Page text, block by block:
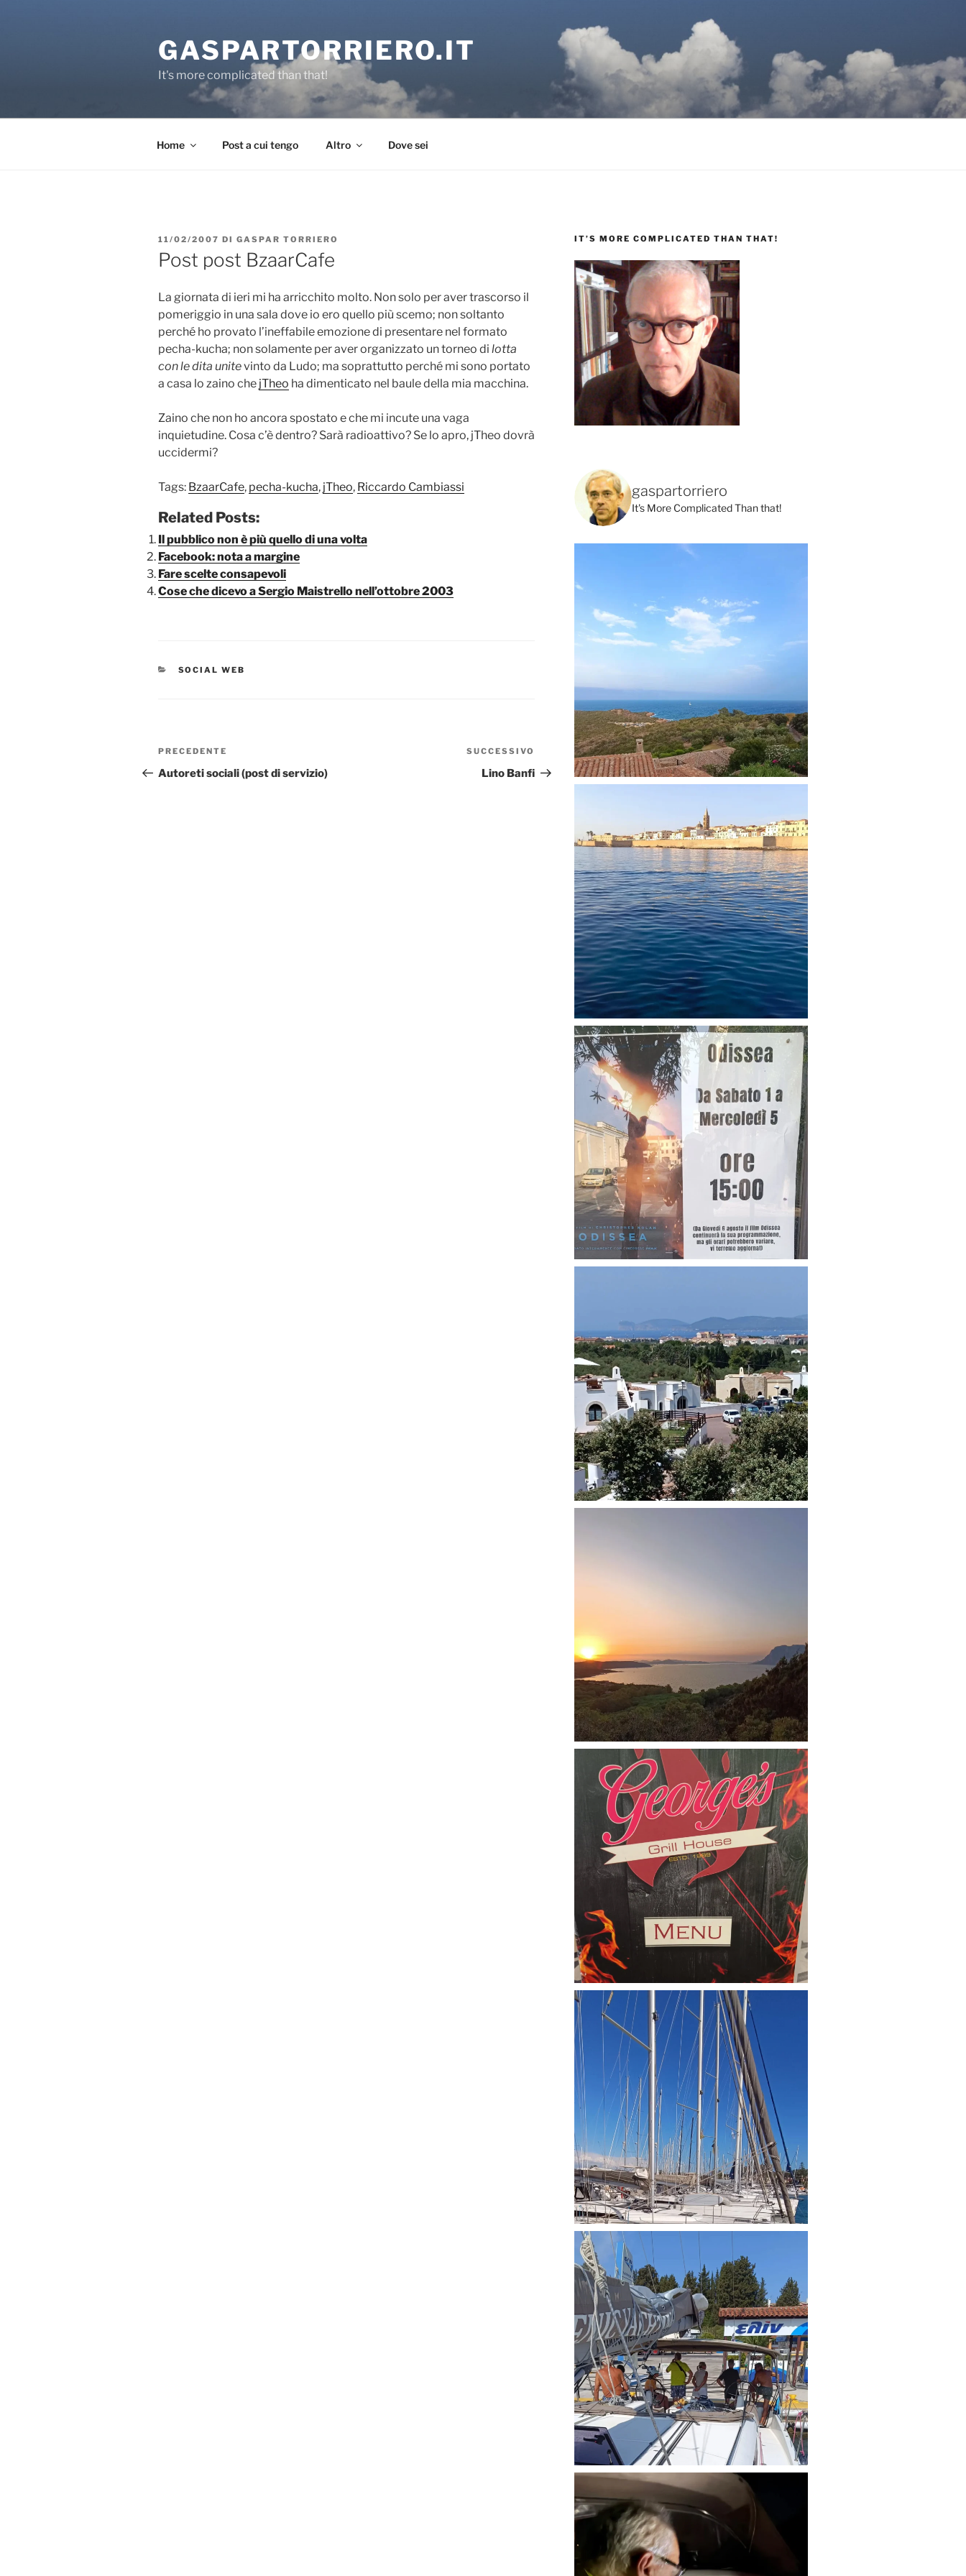
GASPARTORRIERO.IT
It's more complicated than that!
Home Post a cui tengo Altro Dove sei
PUBBLICATO
IL
11/02/2007 DI GASPAR TORRIERO
Post post BzaarCafe
La giornata di ieri mi ha arricchito molto. Non solo per aver trascorso il
pomeriggio in una sala dove io ero quello più scemo; non soltanto
perché ho provato l’ineffabile emozione di presentare nel formato
pecha-kucha; non solamente per aver organizzato un torneo di lotta
con le dita unitevinto da Ludo; ma soprattutto perché mi sono portato
a casa lo zaino che jTheo ha dimenticato nel baule della mia macchina.
Zaino che non ho ancora spostato e che mi incute una vaga
inquietudine. Cosa c’è dentro? Sarà radioattivo? Se lo apro, jTheo dovrà
uccidermi?
Tags: BzaarCafe, pecha-kucha, jTheo, Riccardo Cambiassi
Related Posts:
Il pubblico non è più quello di una volta
Facebook: nota a margine
Fare scelte consapevoli
Cose che dicevo a Sergio Maistrello nell’ottobre 2003
CATEGORIE
SOCIAL WEB
Navigazione
articoli
Articolo
precedente:
PRECEDENTE
Autoreti sociali (post di servizio)
Articolo
successivo
SUCCESSIVO
Lino Banfi
IT’S MORE COMPLICATED THAN THAT!
gaspartorriero
It's More Complicated Than that!